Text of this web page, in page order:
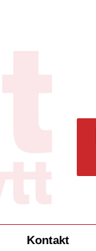
Kontakt